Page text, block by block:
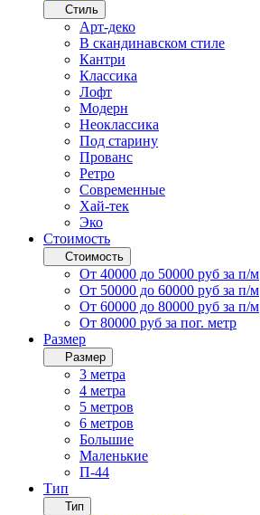
Стиль
Арт-деко
В скандинавском стиле
Кантри
Классика
Лофт
Модерн
Неоклассика
Под старину
Прованс
Ретро
Современные
Хай-тек
Эко
Стоимость
Стоимость
От 40000 до 50000 руб за п/м
От 50000 до 60000 руб за п/м
От 60000 до 80000 руб за п/м
От 80000 руб за пог. метр
Размер
Размер
3 метра
4 метра
5 метров
6 метров
Большие
Маленькие
П-44
Тип
Тип